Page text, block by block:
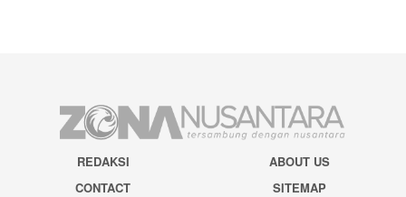
REDAKSI
ABOUT US
CONTACT
SITEMAP